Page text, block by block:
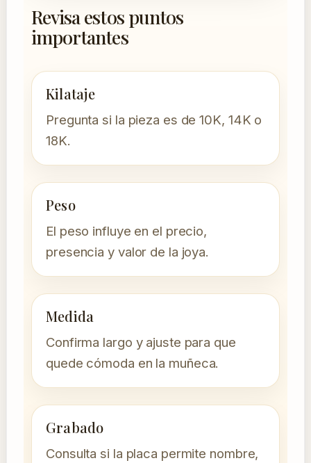
Revisa estos puntos
importantes
Kilataje
Pregunta si la pieza es de 10K, 14K o
18K.
Peso
El peso influye en el precio,
presencia y valor de la joya.
Medida
Confirma largo y ajuste para que
quede cómoda en la muñeca.
Grabado
Consulta si la placa permite nombre,